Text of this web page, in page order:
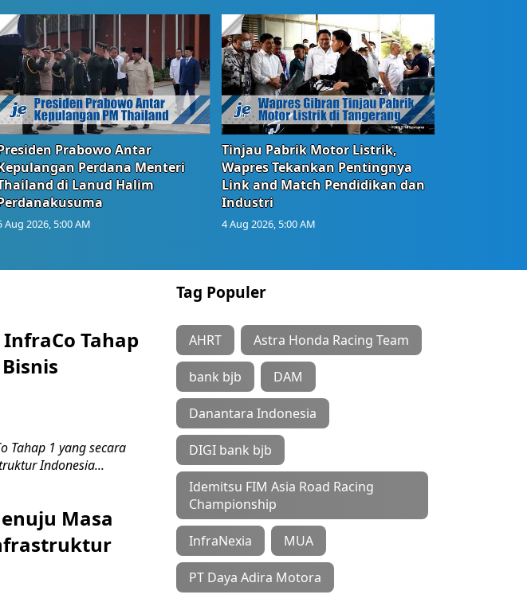
Prabowo Antar
Perdana Menteri
di Lanud Halim
Aug 2026, 5:00 AM
Tinjau Pabrik Motor Listrik,
Wapres Tekankan Pentingnya
Link and Match Pendidikan dan
Industri
4 Aug 2026, 5:00 AM
Tahap
Tahap 1 yang secara
Indonesia...
Masa
Tag Populer
AHRT Astra Honda Racing Team
bank bjb DAM
Danantara Indonesia
DIGI bank bjb
Idemitsu FIM Asia Road Racing
Championship
InfraNexia MUA
PT Daya Adira Motora